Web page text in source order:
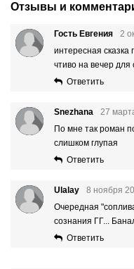
Отзывы и
Гость Евгения
2
интересная
чтиво на вечер
Ответить
Snezhana
27
По мне так роман
слишком глупая
Ответить
Ulalay
8 ноября
Очередная
сознания ГГ...
Ответить